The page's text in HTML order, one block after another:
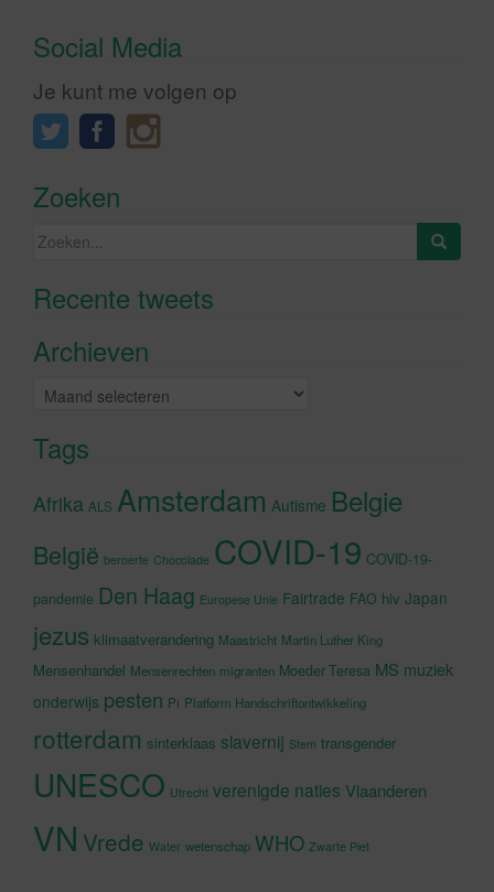
Social Media
Je kunt me volgen op
Zoeken
Zoeken
Recente tweetsKlik om marketing cookies te
Archieven
Archieven
Tags
Afrika ALS Amsterdam Autisme Belgie
België beroerte Chocolade COVID-19 COVID-19-
pandemie Den Haag Europese Unie Fairtrade FAO hiv Japan
jezus klimaatverandering Maastricht Martin Luther King
Mensenhandel Mensenrechten migranten Moeder Teresa MS muziek
onderwijs pesten Pi Platform Handschriftontwikkeling
rotterdam sinterklaas slavernij Stem transgender
UNESCO Utrecht verenigde naties Vlaanderen
VN Vrede Water wetenschap WHO Zwarte Piet